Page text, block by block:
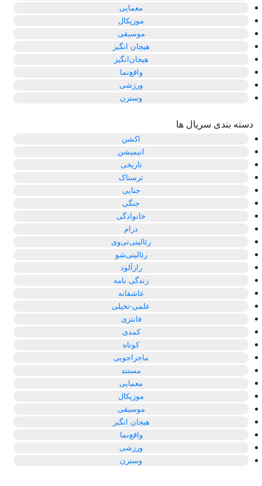
معمایی
موزیکال
موسیقی
هیجان انگیز
هیجان‌انگیز
واقع‌نما
ورزشی
وسترن
دسته بندی سریال ها
اکشن
انیمیشن
تاریخی
ترسناک
جنایی
جنگی
خانوادگی
درام
رئالیتی‌تی‌وی
رئالیتی‌شو
رازآلود
زندگی نامه
عاشقانه
علمی-تخیلی
فانتزی
کمدی
کوتاه
ماجراجویی
مستند
معمایی
موزیکال
موسیقی
هیجان انگیز
واقع‌نما
ورزشی
وسترن